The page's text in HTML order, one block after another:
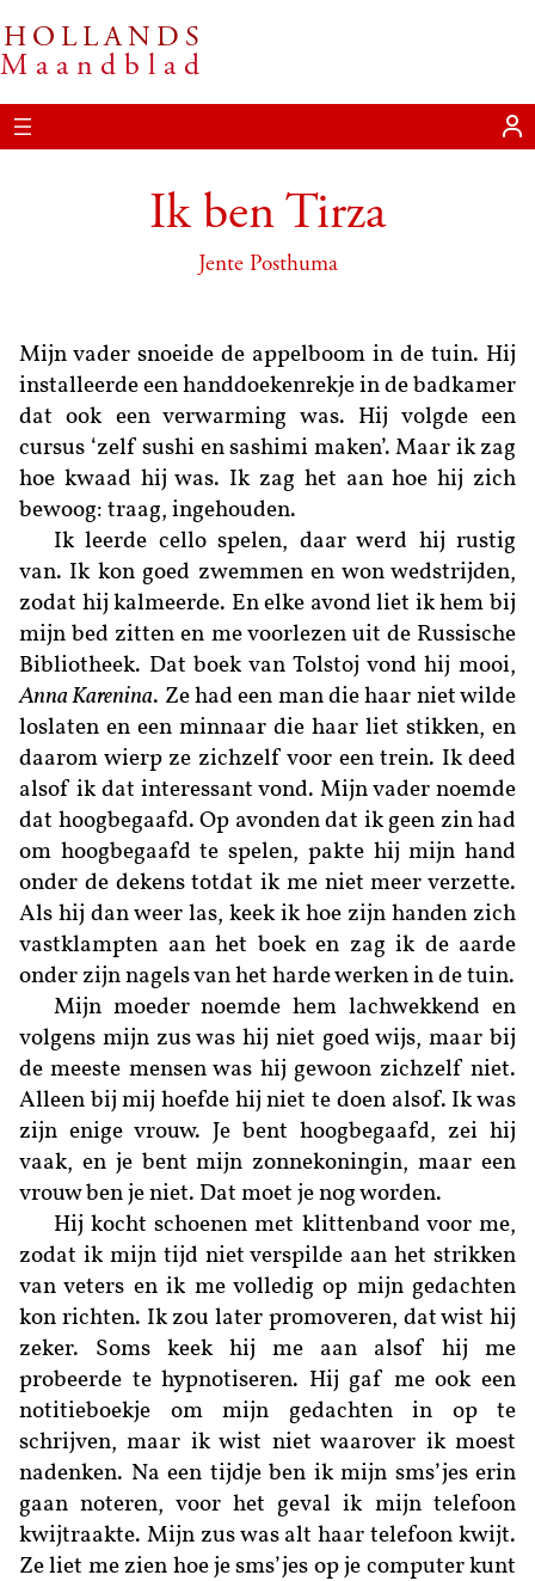
Ga
naar
de
inhoud
HOLLANDS
Maandblad
Ik ben Tirza
Jente Posthuma
Mijn vader snoeide de appelboom in de tuin. Hij
installeerde een handdoekenrekje in de badkamer
dat ook een verwarming was. Hij volgde een
cursus ‘zelf sushi en sashimi maken’. Maar ik zag
hoe kwaad hij was. Ik zag het aan hoe hij zich
bewoog: traag, ingehouden.
Ik leerde cello spelen, daar werd hij rustig
van. Ik kon goed zwemmen en won wedstrijden,
zodat hij kalmeerde. En elke avond liet ik hem bij
mijn bed zitten en me voorlezen uit de Russische
Bibliotheek. Dat boek van Tolstoj vond hij mooi,
Anna Karenina. Ze had een man die haar niet wilde
loslaten en een minnaar die haar liet stikken, en
daarom wierp ze zichzelf voor een trein. Ik deed
alsof ik dat interessant vond. Mijn vader noemde
dat hoogbegaafd. Op avonden dat ik geen zin had
om hoogbegaafd te spelen, pakte hij mijn hand
onder de dekens totdat ik me niet meer verzette.
Als hij dan weer las, keek ik hoe zijn handen zich
vastklampten aan het boek en zag ik de aarde
onder zijn nagels van het harde werken in de tuin.
Mijn moeder noemde hem lachwekkend en
volgens mijn zus was hij niet goed wijs, maar bij
de meeste mensen was hij gewoon zichzelf niet.
Alleen bij mij hoefde hij niet te doen alsof. Ik was
zijn enige vrouw. Je bent hoogbegaafd, zei hij
vaak, en je bent mijn zonnekoningin, maar een
vrouw ben je niet. Dat moet je nog worden.
Hij kocht schoenen met klittenband voor me,
zodat ik mijn tijd niet verspilde aan het strikken
van veters en ik me volledig op mijn gedachten
kon richten. Ik zou later promoveren, dat wist hij
zeker. Soms keek hij me aan alsof hij me
probeerde te hypnotiseren. Hij gaf me ook een
notitieboekje om mijn gedachten in op te
schrijven, maar ik wist niet waarover ik moest
nadenken. Na een tijdje ben ik mijn sms’jes erin
gaan noteren, voor het geval ik mijn telefoon
kwijtraakte. Mijn zus was alt haar telefoon kwijt.
Ze liet me zien hoe je sms’jes op je computer kunt